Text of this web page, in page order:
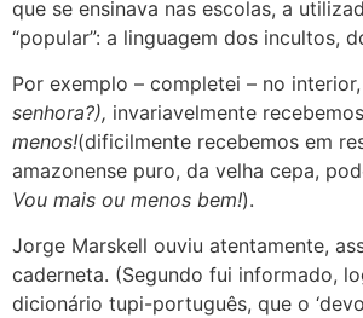
que se ensinava nas escolas, a
“popular”: a linguagem dos incultos,
Por exemplo – completei – no
senhora?), invariavelmente
menos!(dificilmente recebemos em
amazonense puro, da velha cepa,
Vou mais ou menos bem!).
Jorge Marskell ouviu atentamente,
caderneta. (Segundo fui informado,
dicionário tupi-português, que o